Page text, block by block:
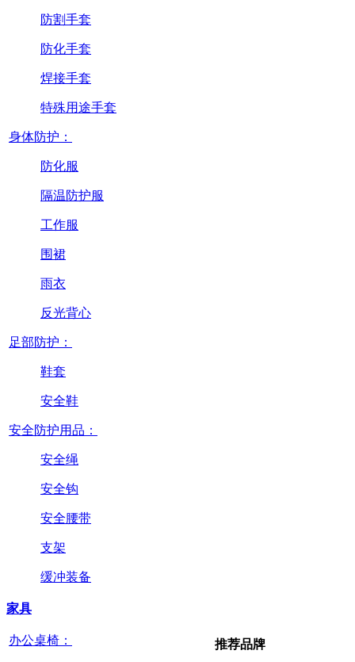
防割手套
防化手套
焊接手套
特殊用途手套
身体防护：
防化服
隔温防护服
工作服
围裙
雨衣
反光背心
足部防护：
鞋套
安全鞋
安全防护用品：
安全绳
安全钩
安全腰带
支架
缓冲装备
家具
办公桌椅： 推荐品牌